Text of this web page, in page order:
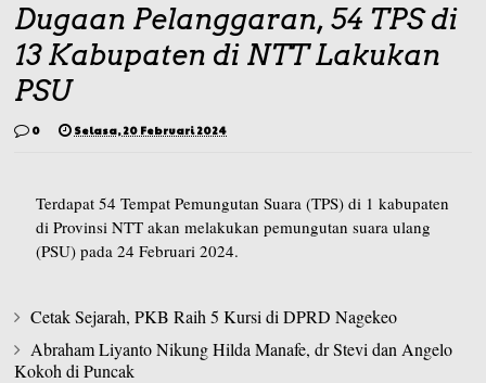
Dugaan Pelanggaran, 54 TPS di
13 Kabupaten di NTT Lakukan
PSU
0 Selasa, 20 Februari 2024
Terdapat 54 Tempat Pemungutan Suara (TPS) di 1 kabupaten
di Provinsi NTT akan melakukan pemungutan suara ulang
(PSU) pada 24 Februari 2024.
Cetak Sejarah, PKB Raih 5 Kursi di DPRD Nagekeo
Abraham Liyanto Nikung Hilda Manafe, dr Stevi dan Angelo
Kokoh di Puncak